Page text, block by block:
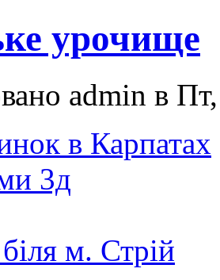
урочище
admin в
в Карпатах
3д
м. Стрій